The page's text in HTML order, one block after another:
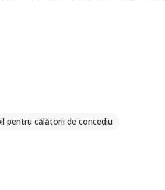
pentru călătorii de concediu